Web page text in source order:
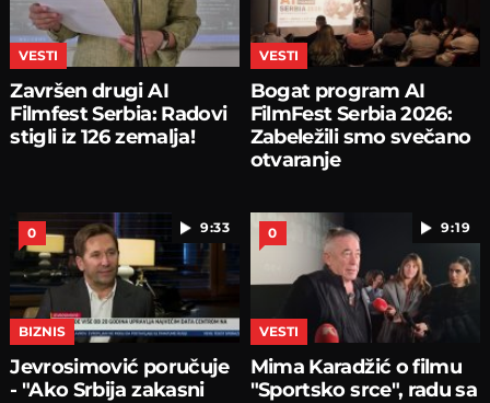
VESTI
Završen drugi AI
Filmfest Serbia: Radovi
stigli iz 126 zemalja!
VESTI
Bogat program AI
FilmFest Serbia 2026:
Zabeležili smo svečano
otvaranje
9:33
0
BIZNIS
Jevrosimović poručuje
- "Ako Srbija zakasni
9:19
0
VESTI
Mima Karadžić o filmu
"Sportsko srce", radu sa